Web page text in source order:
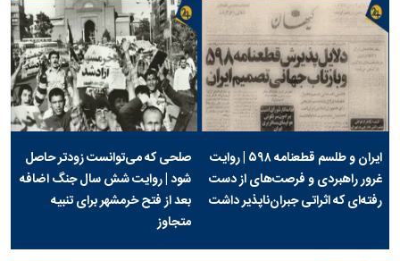
ایران و طلسم قطعنامه ۵۹۸ | روایت
غرور راهبردی و فرصت‌های از دست
رفته‌ای که اثراتی جبران‌ناپذیر داشت
صلحی که می‌توانست زودتر حاصل
شود | روایت شش سال جنگ اضافه
بعد از فتح خرمشهر برای تنبیه
متجاوز